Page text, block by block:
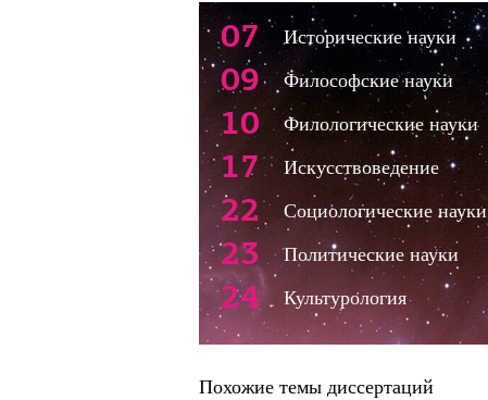
07 Исторические науки
09 Философские науки
10 Филологические науки
17 Искусствоведение
22 Социологические науки
23 Политические науки
24 Культурология
Похожие темы диссертаций